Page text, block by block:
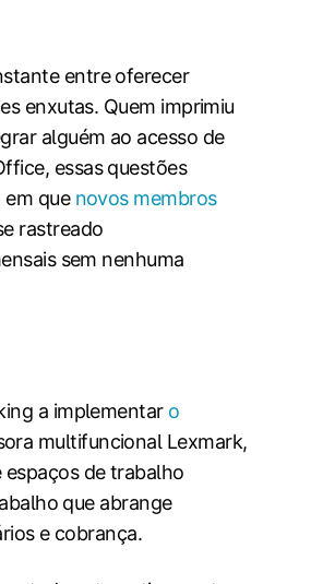
entre oferecer
enxutas. Quem imprimiu
alguém ao acesso de
essas questões
em que novos membros
rastreado
sem nenhuma
a implementar o
multifuncional Lexmark,
de trabalho
que abrange
e cobrança.